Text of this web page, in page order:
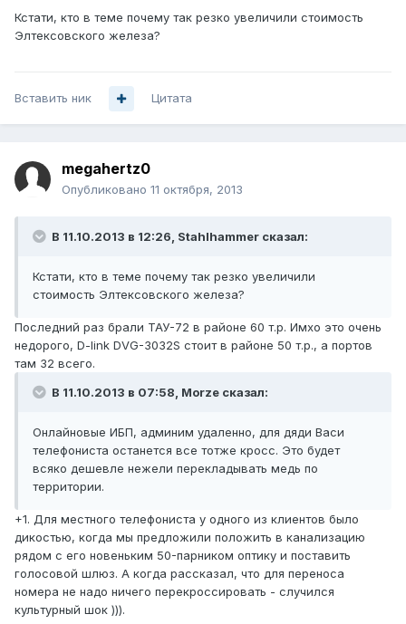
Кстати, кто в теме почему так резко увеличили стоимость
Элтексовского железа?
Вставить ник Цитата
megahertz0
Опубликовано 11 октября, 2013
В 11.10.2013 в 12:26, Stahlhammer сказал:
Кстати, кто в теме почему так резко увеличили
стоимость Элтексовского железа?
Последний раз брали ТАУ-72 в районе 60 т.р. Имхо это очень
недорого, D-link DVG-3032S стоит в районе 50 т.р., а портов
там 32 всего.
В 11.10.2013 в 07:58, Morze сказал:
Онлайновые ИБП, админим удаленно, для дяди Васи
телефониста останется все тотже кросс. Это будет
всяко дешевле нежели перекладывать медь по
территории.
+1. Для местного телефониста у одного из клиентов было
дикостью, когда мы предложили положить в канализацию
рядом с его новеньким 50-парником оптику и поставить
голосовой шлюз. А когда рассказал, что для переноса
номера не надо ничего перекроссировать - случился
культурный шок ))).